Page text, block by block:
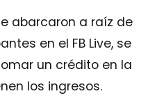
abarcaron a raíz de
en el FB Live, se
un crédito en la
los ingresos.